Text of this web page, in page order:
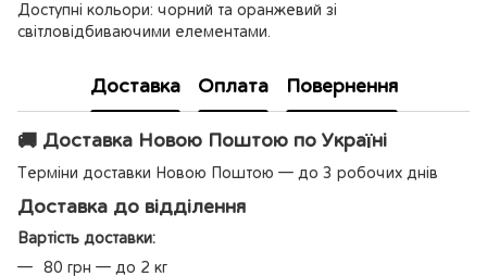
Доступні кольори: чорний та оранжевий зі
світловідбиваючими елементами.
Доставка Оплата Повернення
🚚 Доставка Новою Поштою по Україні
Терміни доставки Новою Поштою — до 3 робочих днів
Доставка до відділення
Вартість доставки:
80 грн — до 2 кг